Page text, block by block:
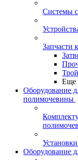
Системы
Запчасти
Еще
Оборудование
полимочевины
Оборудование